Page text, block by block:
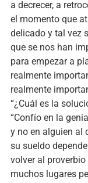
a decrecer, a
el momento que
delicado y tal vez
que se nos han
para empezar a
realmente
realmente
“¿Cuál es la
“Confío en la
y no en alguien al
su sueldo
volver al
muchos lugares